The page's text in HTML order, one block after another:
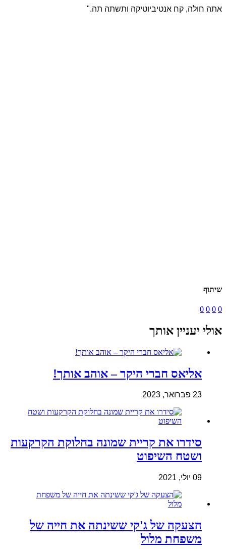
אתה חולה, קח אנטיביוטיקה ותשתה תה."
שיתוף
0
0
0
0
אולי יעניין אותך
אליאס חברי היקר – אוהב אותך!
23 פברואר, 2023
סידרו את קריית שמונה בחלוקת הקרקעות
ושטח השיפוט
09 יולי, 2021
הצעקה של ג'קי ששינתה את חייה של
משפחת מלול